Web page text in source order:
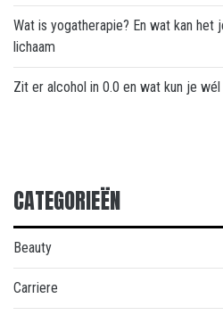
Wat is yogatherapie? En wat kan het
lichaam
Zit er alcohol in 0.0 en wat kun je
CATEGORIEËN
Beauty
Carriere